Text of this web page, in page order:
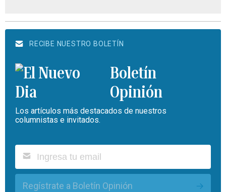
RECIBE NUESTRO BOLETÍN
Boletín
Opinión
Los artículos más destacados de nuestros
columnistas e invitados.
Regístrate a Boletín Opinión